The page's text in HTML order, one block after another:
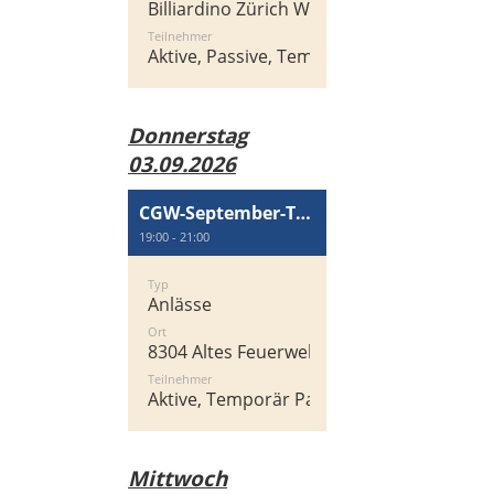
Billiardino Zürich West, Heinrichstrasse
Teilnehmer
Aktive, Passive, Temporär Passiv
Donnerstag
03.09.2026
CGW-September-Treff
19:00 - 21:00
Typ
Anlässe
Ort
8304 Altes Feuerwehrgebäude,
Teilnehmer
Aktive, Temporär Passiv, Passive
Mittwoch